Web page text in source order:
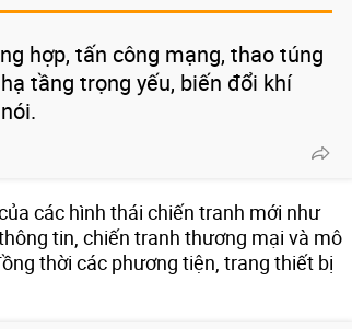
hợp, tấn công mạng, thao túng
tầng trọng yếu, biến đổi khí
các hình thái chiến tranh mới như
tin, chiến tranh thương mại và mô
thời các phương tiện, trang thiết bị